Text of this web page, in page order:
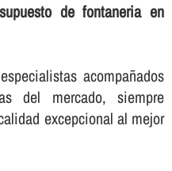
de fontaneria en
acompañados
del mercado, siempre
excepcional al mejor